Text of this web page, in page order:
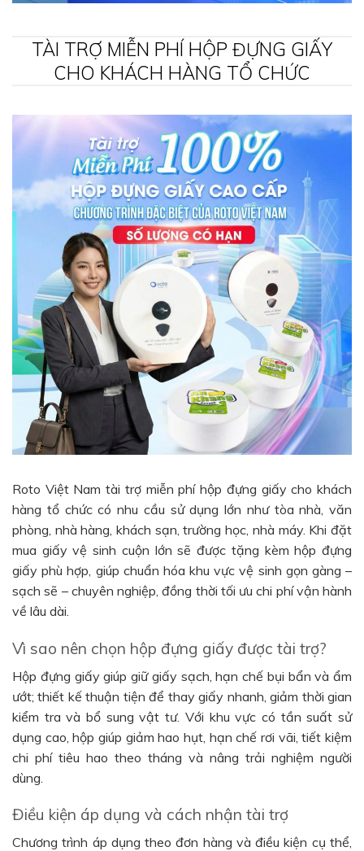
TÀI TRỢ MIỄN PHÍ HỘP ĐỰNG GIẤY
CHO KHÁCH HÀNG TỔ CHỨC
Roto Việt Nam tài trợ miễn phí hộp đựng giấy cho khách
hàng tổ chức có nhu cầu sử dụng lớn như tòa nhà, văn
phòng, nhà hàng, khách sạn, trường học, nhà máy. Khi đặt
mua giấy vệ sinh cuộn lớn sẽ được tặng kèm hộp đựng
giấy phù hợp, giúp chuẩn hóa khu vực vệ sinh gọn gàng –
sạch sẽ – chuyên nghiệp, đồng thời tối ưu chi phí vận hành
về lâu dài.
Vì sao nên chọn hộp đựng giấy được tài trợ?
Hộp đựng giấy giúp giữ giấy sạch, hạn chế bụi bẩn và ẩm
ướt; thiết kế thuận tiện để thay giấy nhanh, giảm thời gian
kiểm tra và bổ sung vật tư. Với khu vực có tần suất sử
dụng cao, hộp giúp giảm hao hụt, hạn chế rơi vãi, tiết kiệm
chi phí tiêu hao theo tháng và nâng trải nghiệm người
dùng.
Điều kiện áp dụng và cách nhận tài trợ
Chương trình áp dụng theo đơn hàng và điều kiện cụ thể,